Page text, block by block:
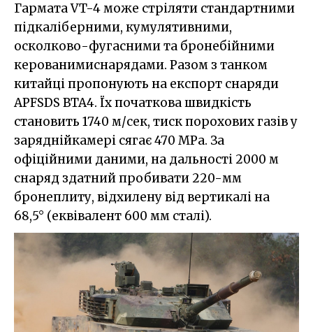
Гармата VT-4 може стріляти стандартними
підкаліберними, кумулятивними,
осколково-фугасними та бронебійними
керованимиснарядами. Разом з танком
китайці пропонують на експорт снаряди
APFSDS BTA4. Їх початкова швидкість
становить 1740 м/сек, тиск порохових газів у
заряднійкамері сягає 470 MPa. За
офіційними даними, на дальності 2000 м
снаряд здатний пробивати 220-мм
бронеплиту, відхилену від вертикалі на
68,5° (еквівалент 600 мм сталі).